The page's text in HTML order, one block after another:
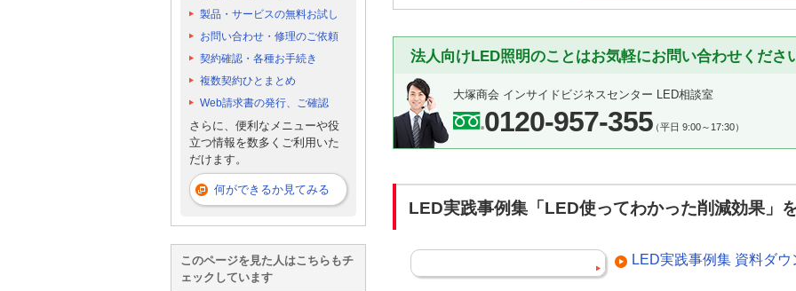
法人向けLED照明のことはお気軽にお問い合わせくださ
大塚商会 インサイドビジネスセンター LED相談室
0120-957-355（平日 9:00～17:30）
LED実践事例集「LED使ってわかった削減効果」
LED実践事例集 資料ダ
製品・サービスの無料お試し
お問い合わせ・修理のご依頼
契約確認・各種お手続き
複数契約ひとまとめ
Web請求書の発行、ご確認
さらに、便利なメニューや役
立つ情報を数多くご利用いた
だけます。
何ができるか見てみる
このページを見た人はこちらもチ
ェックしています